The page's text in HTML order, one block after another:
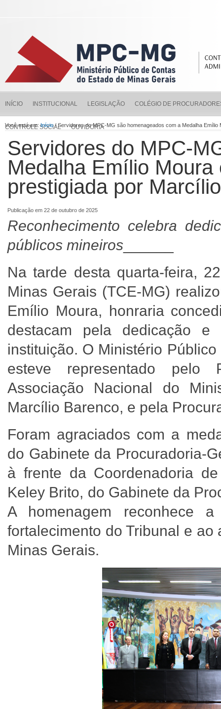
INÍCIO INSTITUCIONAL LEGISLAÇÃO COLÉGIO DE
CONTROLE SOCIAL OUVIDORIA
Você está em:Início/ Servidores do MPC-MG são homenageados com a Medalha
Servidores do MPC-
Medalha Emílio
prestigiada por
Publicação em 22 de outubro de 2025
Reconhecimento celebra
públicos mineiros
Na tarde desta quarta-feira,
Minas Gerais (TCE-MG)
Emílio Moura, honraria
destacam pela dedicação
instituição. O Ministério
esteve representado pelo
Associação Nacional do
Marcílio Barenco, e pela
Foram agraciados com a
do Gabinete da Procuradoria-
à frente da Coordenadoria
Keley Brito, do Gabinete da
A homenagem reconhece
fortalecimento do Tribunal e
Minas Gerais.